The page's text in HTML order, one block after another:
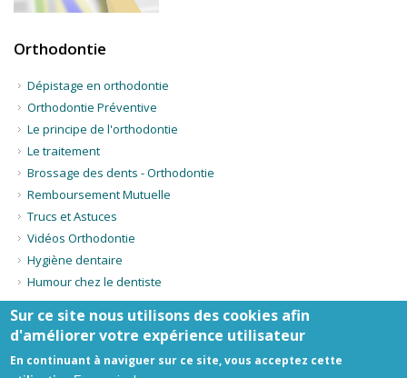
Orthodontie
Dépistage en orthodontie
Orthodontie Préventive
Le principe de l'orthodontie
Le traitement
Brossage des dents - Orthodontie
Remboursement Mutuelle
Trucs et Astuces
Vidéos Orthodontie
Hygiène dentaire
Humour chez le dentiste
Honoraires- Mentions légales- site web du cabinet dentaire créé
parwww.denti.site
Sur ce site nous utilisons des cookies afin
d'améliorer votre expérience utilisateur
En continuant à naviguer sur ce site, vous acceptez cette